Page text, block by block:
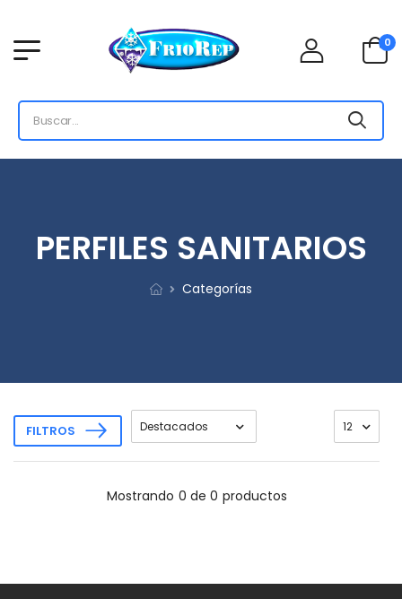
0
PERFILES SANITARIOS
Categorías
FILTROS
Mostrando 0 de 0 productos